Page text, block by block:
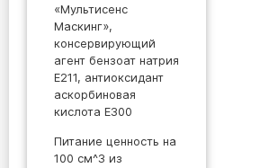
«Мультисенс
Маскинг»,
консервирующий
агент бензоат натрия
Е211, антиоксидант
аскорбиновая
кислота Е300
Питание ценность на
100 см^3 из